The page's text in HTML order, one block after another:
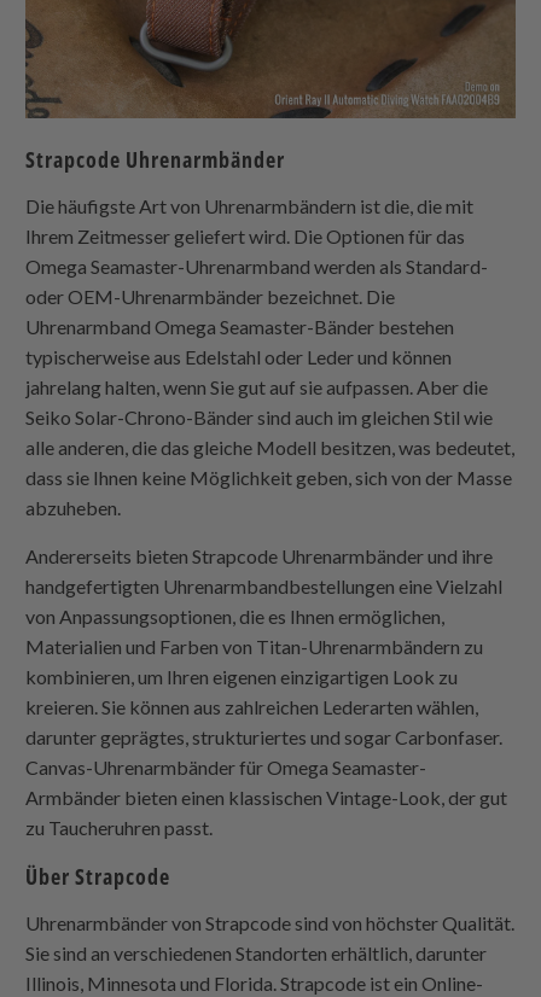
Strapcode Uhrenarmbänder
Die häufigste Art von Uhrenarmbändern ist die, die mit
Ihrem Zeitmesser geliefert wird. Die Optionen für das
Omega Seamaster-Uhrenarmband werden als Standard-
oder OEM-Uhrenarmbänder bezeichnet. Die
Uhrenarmband Omega Seamaster-Bänder bestehen
typischerweise aus Edelstahl oder Leder und können
jahrelang halten, wenn Sie gut auf sie aufpassen. Aber die
Seiko Solar-Chrono-Bänder sind auch im gleichen Stil wie
alle anderen, die das gleiche Modell besitzen, was bedeutet,
dass sie Ihnen keine Möglichkeit geben, sich von der Masse
abzuheben.
Andererseits bietenStrapcode Uhrenarmbänder und ihre
handgefertigten Uhrenarmbandbestellungen eine Vielzahl
von Anpassungsoptionen, die es Ihnen ermöglichen,
Materialien und Farben von Titan-Uhrenarmbändern zu
kombinieren, um Ihren eigenen einzigartigen Look zu
kreieren. Sie können aus zahlreichen Lederarten wählen,
darunter geprägtes, strukturiertes und sogar Carbonfaser.
Canvas-Uhrenarmbänder für Omega Seamaster-
Armbänder bieten einen klassischen Vintage-Look, der gut
zu Taucheruhren passt.
ÜberStrapcode
Uhrenarmbänder vonStrapcode sind von höchster Qualität.
Sie sind an verschiedenen Standorten erhältlich, darunter
Illinois, Minnesota und Florida.Strapcode ist ein Online-